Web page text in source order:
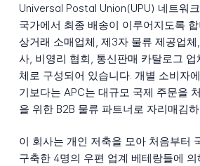
Universal Postal Union(UPU) 네트워
국가에서 최종 배송이 이루어지도록
상거래 소매업체, 제3자 물류 제공업
사, 비영리 협회, 통신판매 카탈로그 업
체로 구성되어 있습니다. 개별 소비자
기보다는 APC는 대규모 국제 주문을
을 위한 B2B 물류 파트너로 자리매김
이 회사는 개인 저축을 모아 처음부터
구축한 4명의 우편 업계 베테랑들에